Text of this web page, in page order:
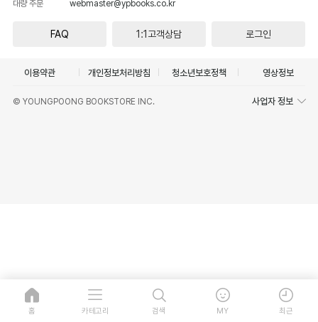
대량 주문
webmaster@ypbooks.co.kr
FAQ 1:1고객상담 로그인
이용약관 개인정보처리방침 청소년보호정책 영상정보
© YOUNGPOONG BOOKSTORE INC. 사업자 정보
홈 카테고리 검색 MY 최근